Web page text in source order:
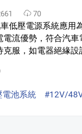
70
低壓電源系統應用
電流優勢，符合汽
服，如電器絕緣
池系統 #12V/